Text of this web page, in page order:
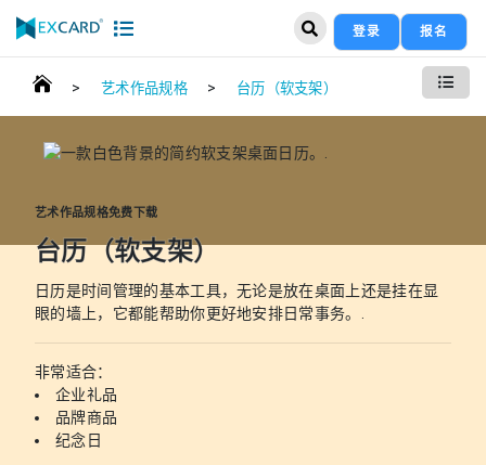
登录 报名
> 艺术作品规格 > 台历（软支架）
艺术作品规格免费下载
台历（软支架）
日历是时间管理的基本工具，无论是放在桌面上还是挂在显
眼的墙上，它都能帮助你更好地安排日常事务。.
非常适合：
企业礼品
品牌商品
纪念日